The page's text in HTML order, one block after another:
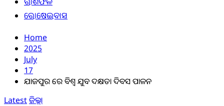
ରାଶିଫଳ
ରୋଷେଇବାସ
Home
2025
July
17
ଯାଜପୁର ରେ ବିଶ୍ୱ ଯୁବ ଦକ୍ଷତା ଦିବସ ପାଳନ
Latestଜିଲ୍ଲା